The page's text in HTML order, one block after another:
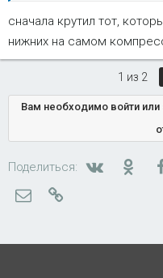
сначала крутил тот,
нижних на самом
1 из 2
Вам необходимо войти
Поделиться: Вконтакте
Электронная почта